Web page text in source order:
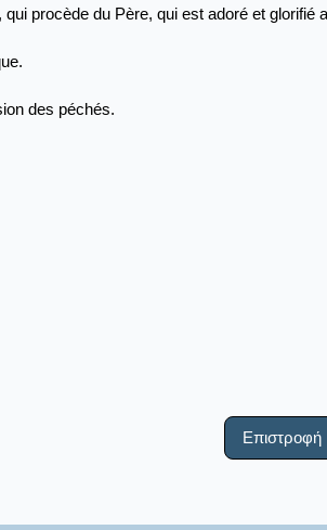
procède du Père, qui est adoré et
des péchés.
Επιστροφή